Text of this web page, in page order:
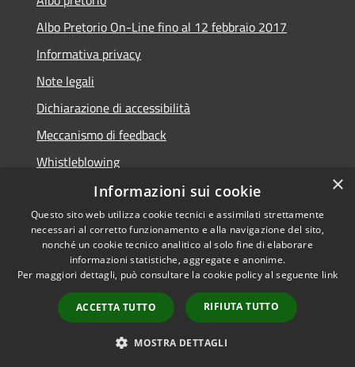
Albo Pretorio On-Line fino al 12 febbraio 2017
Informativa privacy
Note legali
Dichiarazione di accessibilità
Meccanismo di feedback
Whistleblowing
Accessibilità
Privacy
Mappa del sito
Versione precedente
Copyright © 2026 • Comune di
Arcidosso • Powered by
Municipium•Accesso
redazione
×
Informazioni sui cookie
Questo sito web utilizza cookie tecnici e assimilati strettamente
necessari al corretto funzionamento e alla navigazione del sito,
nonché un cookie tecnico analitico al solo fine di elaborare
informazioni statistiche, aggregate e anonime.
Per maggiori dettagli, può consultare la cookie policy al seguente link
ACCETTA TUTTO RIFIUTA TUTTO
MOSTRA DETTAGLI